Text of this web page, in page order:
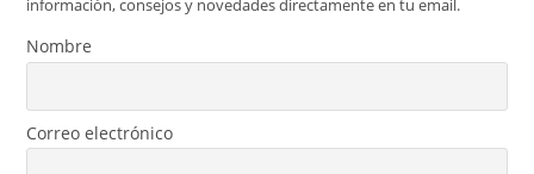
información, consejos y novedades directamente en tu email.
Nombre
Correo electrónico